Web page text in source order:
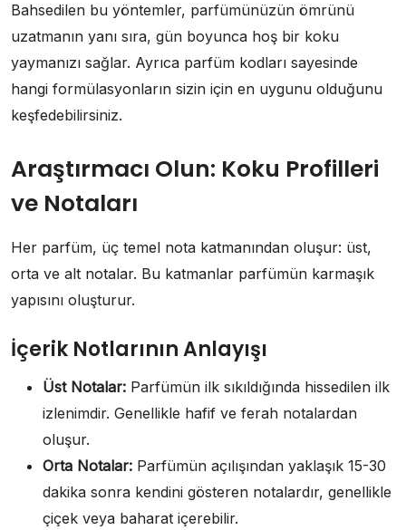
Bahsedilen bu yöntemler, parfümünüzün ömrünü
uzatmanın yanı sıra, gün boyunca hoş bir koku
yaymanızı sağlar. Ayrıca parfüm kodları sayesinde
hangi formülasyonların sizin için en uygunu olduğunu
keşfedebilirsiniz.
Araştırmacı Olun: Koku Profilleri
ve Notaları
Her parfüm, üç temel nota katmanından oluşur: üst,
orta ve alt notalar. Bu katmanlar parfümün karmaşık
yapısını oluşturur.
İçerik Notlarının Anlayışı
Üst Notalar: Parfümün ilk sıkıldığında hissedilen ilk
izlenimdir. Genellikle hafif ve ferah notalardan
oluşur.
Orta Notalar: Parfümün açılışından yaklaşık 15-30
dakika sonra kendini gösteren notalardır, genellikle
çiçek veya baharat içerebilir.